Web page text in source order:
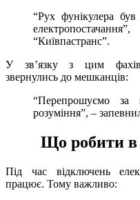
“Рух фунікулера був зупинено через відсутність
“Київпастранс”.
У зв’язку з цим
звернулись до мешканців:
“Перепрошуємо за незручності і дякуємо за
розуміння”, –
Що робити в
Під час відключень
працює. Тому важливо: